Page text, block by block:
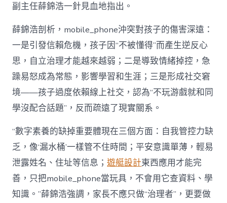
副主任薛錦浩一針見血地指出。
薛錦浩剖析，mobile_phone沖突對孩子的傷害深遠：
一是引發信賴危機，孩子因“不被懂得”而產生逆反心
思，自立治理才能越來越弱；二是導致情緒掉控，急
躁易怒成為常態，影響學習和生涯；三是形成社交窘
境——孩子過度依賴線上社交，認為“不玩游戲就和同
學沒配合話題”，反而疏遠了現實關系。
“數字素養的缺掉重要體現在三個方面：自我管控力缺
乏，像‘漏水桶’一樣管不住時間；平安意識單薄，輕易
泄露姓名、住址等信息；遊艇設計東西應用才能完
善，只把mobile_phone當玩具，不會用它查資料、學
知識。”薛錦浩強調，家長不應只做“治理者”，更要做